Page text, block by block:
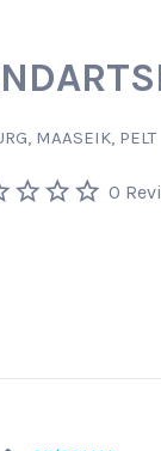
MAASEIK, PELT
0